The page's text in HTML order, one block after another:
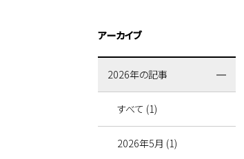
アーカイブ
2026年の記事
すべて (1)
2026年5月 (1)